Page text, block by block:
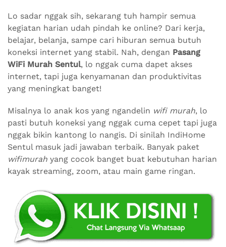
Lo sadar nggak sih, sekarang tuh hampir semua
kegiatan harian udah pindah ke online? Dari kerja,
belajar, belanja, sampe cari hiburan semua butuh
koneksi internet yang stabil. Nah, dengan Pasang
WiFi Murah Sentul, lo nggak cuma dapet akses
internet, tapi juga kenyamanan dan produktivitas
yang meningkat banget!
Misalnya lo anak kos yang ngandelin wifi murah, lo
pasti butuh koneksi yang nggak cuma cepet tapi juga
nggak bikin kantong lo nangis. Di sinilah IndiHome
Sentul masuk jadi jawaban terbaik. Banyak paket
wifimurah yang cocok banget buat kebutuhan harian
kayak streaming, zoom, atau main game ringan.